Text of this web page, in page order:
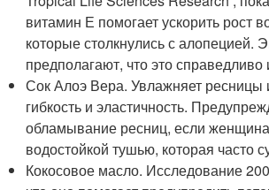
витамин Е помогает ускорить рост
которые столкнулись с алопецией.
предполагают, что это справедливо
Сок Алоэ Вера. Увлажняет ресницы
гибкость и эластичность.
обламывание ресниц, если женщина
водостойкой тушью, которая часто
Кокосовое масло. Исследование